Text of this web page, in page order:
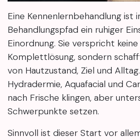
Eine Kennenlernbehandlung ist
Behandlungspfad ein ruhiger
Einordnung. Sie verspricht
Komplettlösung, sondern
von Hautzustand, Ziel und
Hydradermie, Aquafacial und
nach Frische klingen, aber
Schwerpunkte setzen.
Sinnvoll ist dieser Start vor